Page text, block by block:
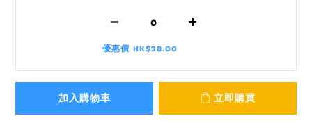
優惠價 HK$38.00
加入購物車 立即購買